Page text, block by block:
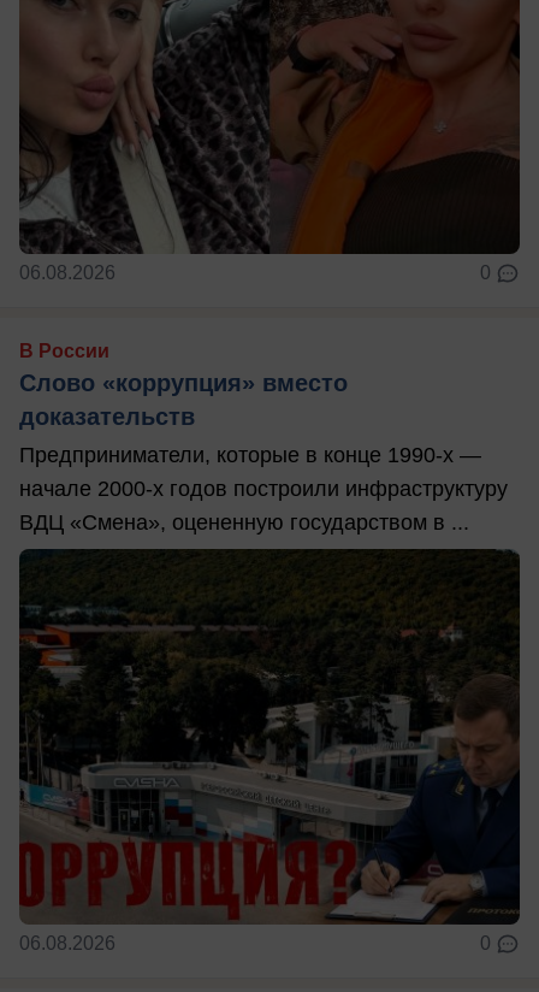
06.08.2026 0
В России
Слово «коррупция» вместо
доказательств
Предприниматели, которые в конце 1990-х —
начале 2000-х годов построили инфраструктуру
ВДЦ «Смена», оцененную государством в ...
06.08.2026 0